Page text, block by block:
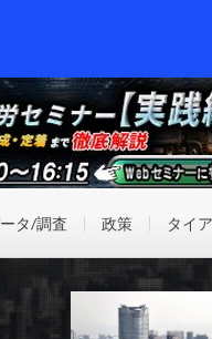
タ/調査 政策 タイ